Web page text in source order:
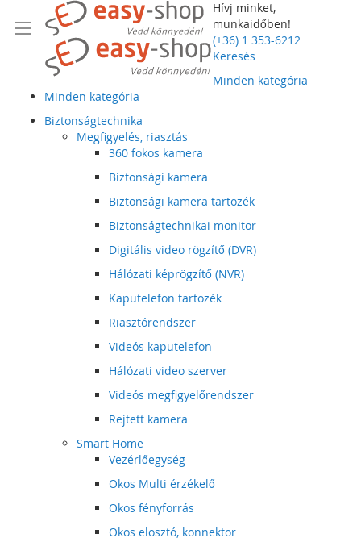
Hívj minket,
munkaidőben!
(+36) 1 353-6212
Keresés
Minden kategória
Minden kategória
Biztonságtechnika
Megfigyelés, riasztás
360 fokos kamera
Biztonsági kamera
Biztonsági kamera tartozék
Biztonságtechnikai monitor
Digitális video rögzítő (DVR)
Hálózati képrögzítő (NVR)
Kaputelefon tartozék
Riasztórendszer
Videós kaputelefon
Hálózati video szerver
Videós megfigyelőrendszer
Rejtett kamera
Smart Home
Vezérlőegység
Okos Multi érzékelő
Okos fényforrás
Okos elosztó, konnektor